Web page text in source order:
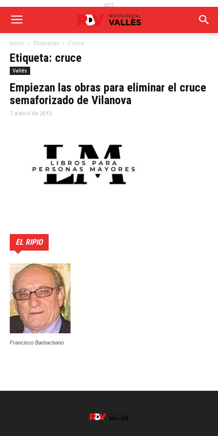
ADS
Inicio Etiquetas Cruce
Etiqueta: cruce
Vallès
Empiezan las obras para eliminar el cruce
semaforizado de Vilanova
7 d'abril de 2015
EL RIPIO
Francisco Barbachano